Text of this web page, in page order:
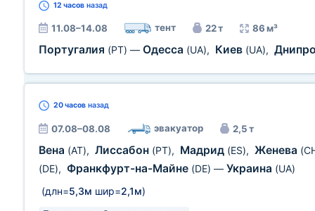
12 часов назад
11.08–14.08 тент 22 т 86 м³
Португалия (PT) — Одесса (UA), Киев (UA),
20 часов назад
07.08–08.08 эвакуатор 2,5 т
Вена (AT), Лиссабон (PT), Мадрид (ES), Женева
(DE), Франкфурт-на-Майне (DE) — Украина (UA)
(длн=5,3м шир=2,1м)